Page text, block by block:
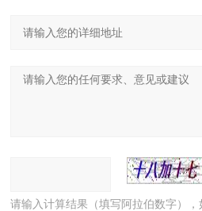
请输入计算结果（填写阿拉伯数字），